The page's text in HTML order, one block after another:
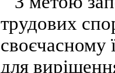
трудових
своєчасному
для